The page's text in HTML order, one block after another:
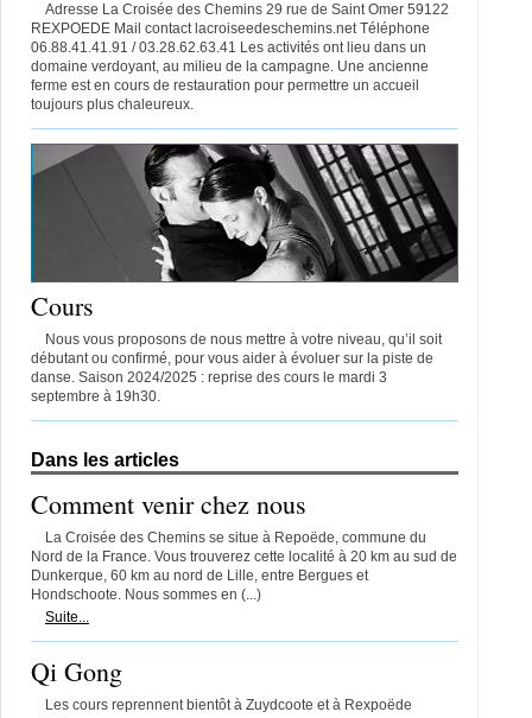
Adresse La Croisée des Chemins 29 rue de Saint Omer 59122
REXPOEDE Mail contact lacroiseedeschemins.net Téléphone
06.88.41.41.91 / 03.28.62.63.41 Les activités ont lieu dans un
domaine verdoyant, au milieu de la campagne. Une ancienne
ferme est en cours de restauration pour permettre un accueil
toujours plus chaleureux.
Cours
Nous vous proposons de nous mettre à votre niveau, qu’il soit
débutant ou confirmé, pour vous aider à évoluer sur la piste de
danse. Saison 2024/2025 : reprise des cours le mardi 3
septembre à 19h30.
Dans les articles
Comment venir chez nous
La Croisée des Chemins se situe à Repoëde, commune du
Nord de la France. Vous trouverez cette localité à 20 km au sud de
Dunkerque, 60 km au nord de Lille, entre Bergues et
Hondschoote. Nous sommes en (...)
Suite...
Qi Gong
Les cours reprennent bientôt à Zuydcoote et à Rexpoëde